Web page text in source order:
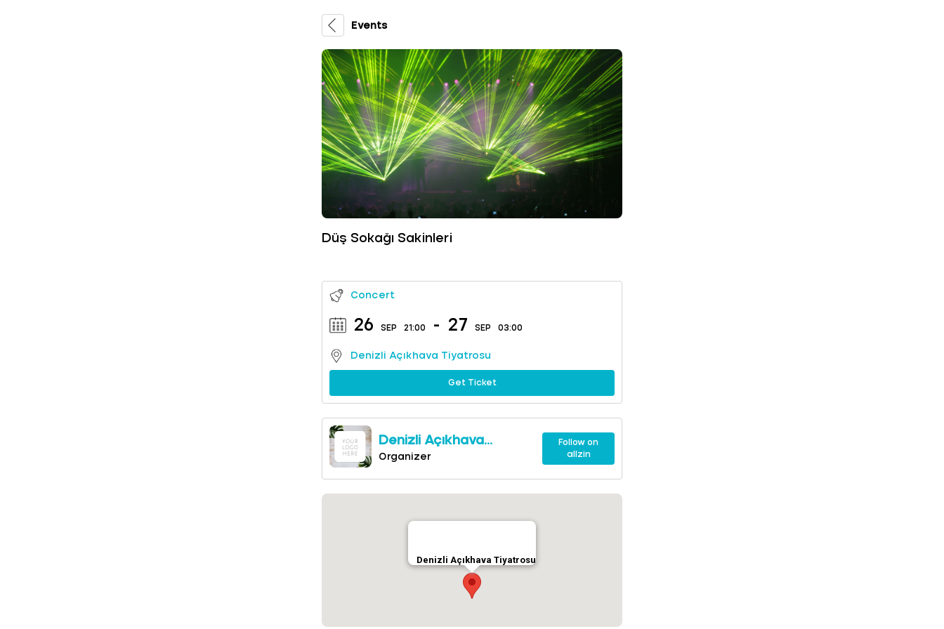
Events
Düş Sokağı Sakinleri
Concert
26 SEP 21:00 - 27 SEP 03:00
Denizli Açıkhava Tiyatrosu
Get Ticket
Denizli Açıkhava
Tiyatrosu
Organizer
Follow on
allzin
Denizli Açıkhava Tiyatrosu